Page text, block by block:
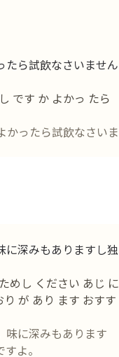
たら試飲なさいません
です か よかっ たら
かったら試飲なさいま
に深みもありますし独
めし ください あじ に
が あり ます おすす
味に深みもあります
よ。